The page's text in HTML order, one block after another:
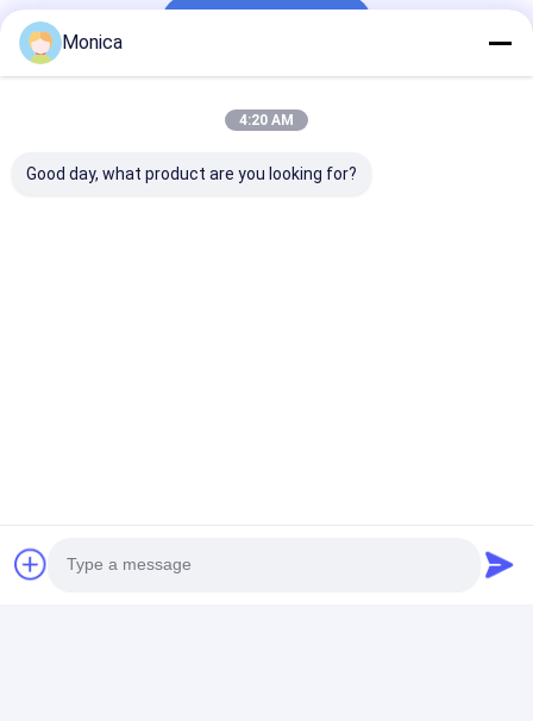
+86 13822143645
2915, Κτίριο C1, Wanda Plaza, Χουάνγκπου, πόλη
Monica
4:20 AM
Good day, what product are you looking for?